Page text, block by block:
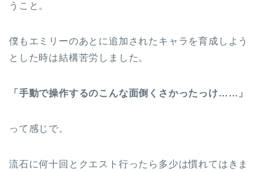
うこと。
僕もエミリーのあとに追加されたキャラを育成しよう
とした時は結構苦労しました。
「手動で操作するのこんな面倒くさかったっけ……」
って感じで。
流石に何十回とクエスト行ったら多少は慣れてはきま